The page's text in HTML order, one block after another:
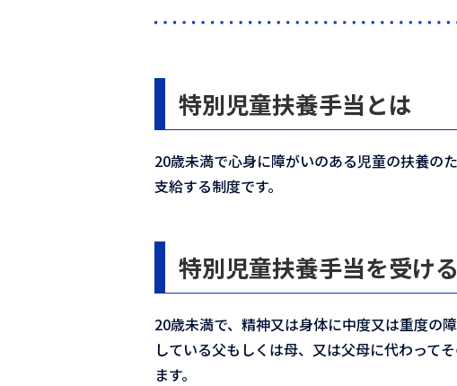
特別児童扶養手当とは
20歳未満で心身に障がいのある児童の扶養の
支給する制度です。
特別児童扶養手当を受け
20歳未満で、精神又は身体に中度又は重度の
している父もしくは母、又は父母に代わって
ます。